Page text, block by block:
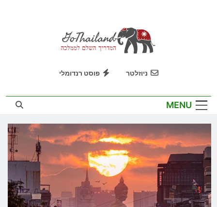
GoThailand
המדריך השלם לממלכה
ניוזלטר פוסט רנדומלי
MENU